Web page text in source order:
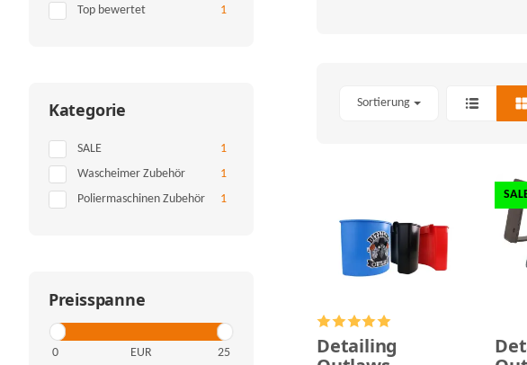
Sortierung
Detailing
Top bewertet 1
Kategorie
SALE 1
Wascheimer Zubehör 1
Poliermaschinen Zubehör 1
Preisspanne
EUR